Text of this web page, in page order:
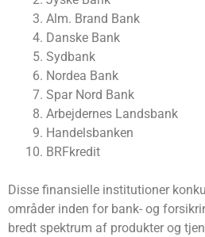
Alm. Brand Bank
Danske Bank
Sydbank
Nordea Bank
Spar Nord Bank
Arbejdernes Landsbank
Handelsbanken
BRFkredit
Disse finansielle institutioner
områder inden for bank- og
bredt spektrum af produkter og